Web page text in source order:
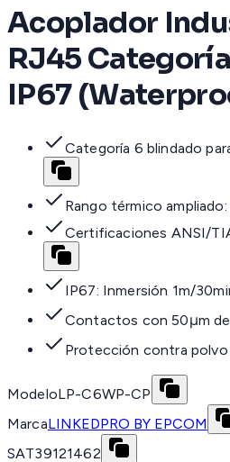
Acoplador
RJ45
IP67
Categoría 6 blindado
Rango térmico
Certificaciones ANSI/
IP67: Inmersión 1m/
Contactos con 50μm
Protección contra
ModeloLP-C6WP-CP
MarcaLINKEDPRO BY EPCOM
SAT39121462